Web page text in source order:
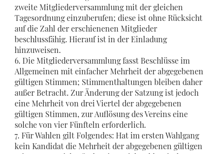
zweite Mitgliederversammlung mit der gleichen
Tagesordnung einzuberufen; diese ist ohne Rücksicht
auf die Zahl der erschienenen Mitglieder
beschlussfähig. Hierauf ist in der Einladung
hinzuweisen.
6. Die Mitgliederversammlung fasst Beschlüsse im
Allgemeinen mit einfacher Mehrheit der abgegebenen
gültigen Stimmen; Stimmenthaltungen bleiben daher
außer Betracht. Zur Änderung der Satzung ist jedoch
eine Mehrheit von drei Viertel der abgegebenen
gültigen Stimmen, zur Auflösung des Vereins eine
solche von vier Fünfteln erforderlich.
7. Für Wahlen gilt Folgendes: Hat im ersten Wahlgang
kein Kandidat die Mehrheit der abgegebenen gültigen